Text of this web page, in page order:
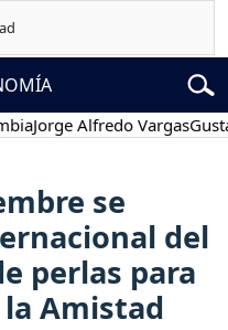
Alfredo VargasGustavo
se
del
perlas para
Amistad